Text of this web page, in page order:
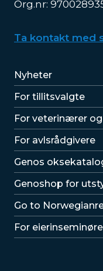
Org.nr:
Ta kontakt med
Lenker
Nyheter
For tillitsvalgte
For veterinærer
For avlsrådgivere
Lenker
Genos
Genoshop for
Go to
For